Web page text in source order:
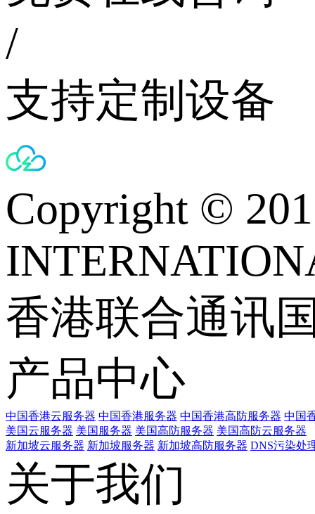
/
支持定制设备
Copyright ©
香港联合通讯
产品中心
中国香港云服务器 中国香港服务器 中国香港高防服务器 中国
美国云服务器 美国服务器 美国高防服务器 美国高防云服务器
新加坡云服务器 新加坡服务器 新加坡高防服务器 DNS污染处
关于我们